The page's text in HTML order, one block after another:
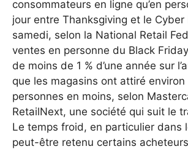
consommateurs en ligne qu’en
jour entre Thanksgiving et le
samedi, selon la National Retail
ventes en personne du Black
de moins de 1 % d’une année sur
que les magasins ont attiré environ
personnes en moins, selon
RetailNext, une société qui suit le
Le temps froid, en particulier dans
peut-être retenu certains